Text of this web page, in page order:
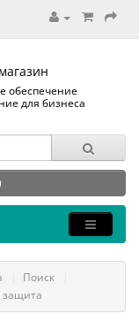
обеспечение
для бизнеса
Поиск
защита